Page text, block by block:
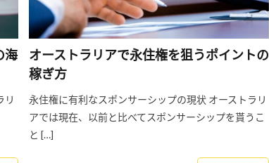
海
リ
オーストラリアで永住権を狙うポイントの
稼ぎ方
永住権に有利なスポンサーシップの現状 オーストラリ
アでは現在、以前と比べてスポンサーシップを貰うこ
と […]